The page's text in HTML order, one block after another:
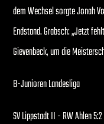
dem Wechsel sorgte Jonah
Endstand. Grabsch: „Jetzt
Gievenbeck, um die
B-Junioren Landesliga
SV Lippstadt II - RW Ahlen